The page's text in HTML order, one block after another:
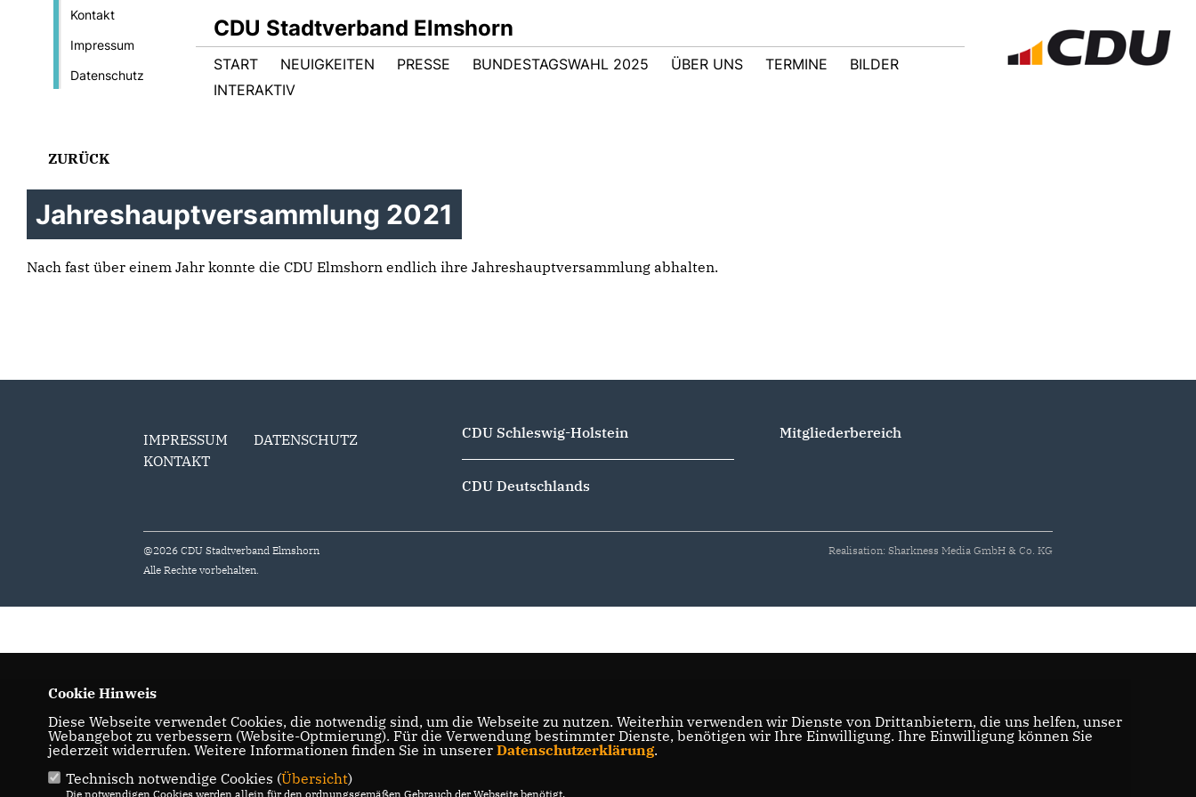
Kontakt
Impressum
Datenschutz
CDU Stadtverband Elmshorn
START NEUIGKEITEN PRESSE BUNDESTAGSWAHL 2025 ÜBER UNS TERMINE
BILDER
INTERAKTIV
ZURÜCK
Jahreshauptversammlung 2021
Nach fast über einem Jahr konnte die CDU Elmshorn endlich ihre Jahreshauptversammlung abhalten.
IMPRESSUM
DATENSCHUTZ
KONTAKT
CDU Schleswig-Holstein
CDU Deutschlands
Mitgliederbereich
@2026 CDU Stadtverband Elmshorn
Alle Rechte vorbehalten.
Realisation: Sharkness Media GmbH & Co. KG
Cookie Hinweis
Diese Webseite verwendet Cookies, die notwendig sind, um die Webseite zu nutzen. Weiterhin verwenden wir Dienste von Drittanbietern, die uns helfen, unser
Webangebot zu verbessern (Website-Optmierung). Für die Verwendung bestimmter Dienste, benötigen wir Ihre Einwilligung. Ihre Einwilligung können Sie
jederzeit widerrufen. Weitere Informationen finden Sie in unserer Datenschutzerklärung.
Technisch notwendige Cookies (Übersicht)
Die notwendigen Cookies werden allein für den ordnungsgemäßen Gebrauch der Webseite benötigt.